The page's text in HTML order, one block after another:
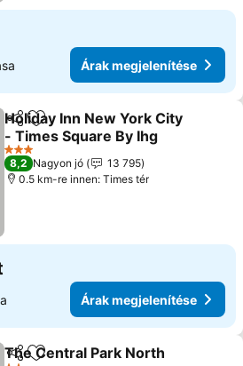
Árak megjelenítése
Megosztás
Hozzáadás a kedvencekhez
Holiday Inn New York City
- Times Square By Ihg
Árak megjelenítése
3 Kategória
8,2 Nagyon jó
13 795
0.5 km-re innen: Times tér
Árak megjelenítése
Megosztás
Hozzáadás a kedvencekhez
The Central Park North